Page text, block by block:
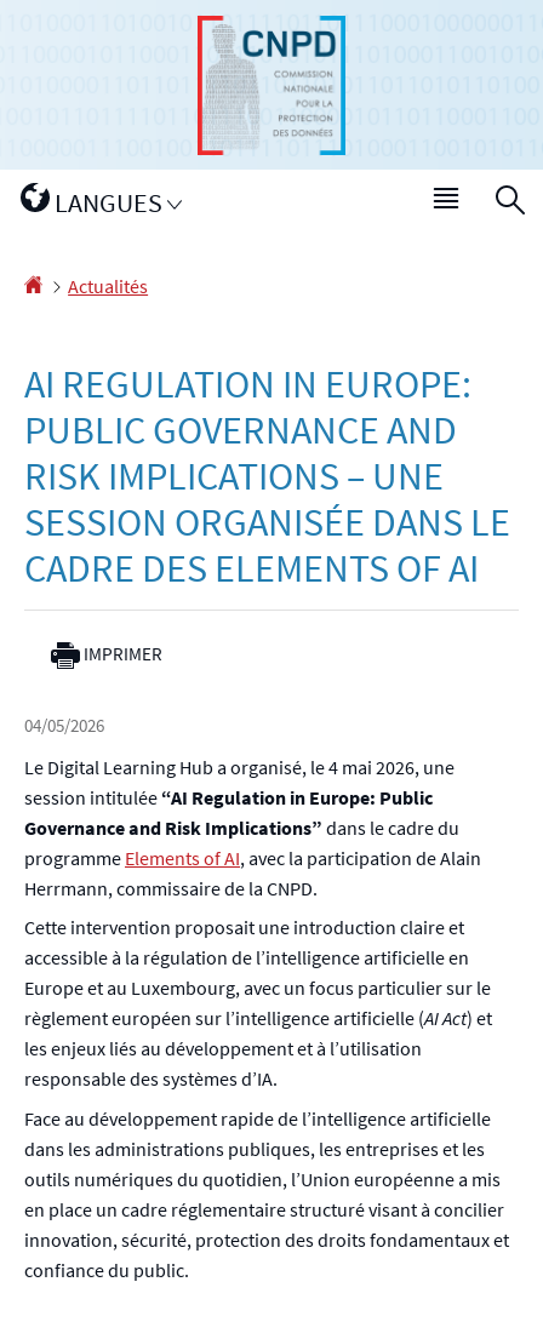
Changer
LANGUES
Menu
Accueil
Actualités
AI REGULATION IN EUROPE:
PUBLIC GOVERNANCE AND
RISK IMPLICATIONS – UNE
SESSION ORGANISÉE DANS LE
CADRE DES ELEMENTS OF AI
IMPRIMER
04/05/2026
Le Digital Learning Hub a organisé, le 4 mai 2026, une
session intitulée “AI Regulation in Europe: Public
Governance and Risk Implications” dans le cadre du
programme Elements of AI, avec la participation de Alain
Herrmann, commissaire de la CNPD.
Cette intervention proposait une introduction claire et
accessible à la régulation de l’intelligence artificielle en
Europe et au Luxembourg, avec un focus particulier sur le
règlement européen sur l’intelligence artificielle (AI Act) et
les enjeux liés au développement et à l’utilisation
responsable des systèmes d’IA.
Face au développement rapide de l’intelligence artificielle
dans les administrations publiques, les entreprises et les
outils numériques du quotidien, l’Union européenne a mis
en place un cadre réglementaire structuré visant à concilier
innovation, sécurité, protection des droits fondamentaux et
confiance du public.